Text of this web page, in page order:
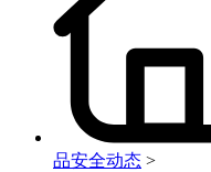
品安全动态 >